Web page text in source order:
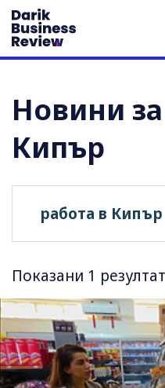
Новини
Кипър
Показани 1